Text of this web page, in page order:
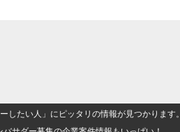
たい人」にピッタリの情報が見つかります。